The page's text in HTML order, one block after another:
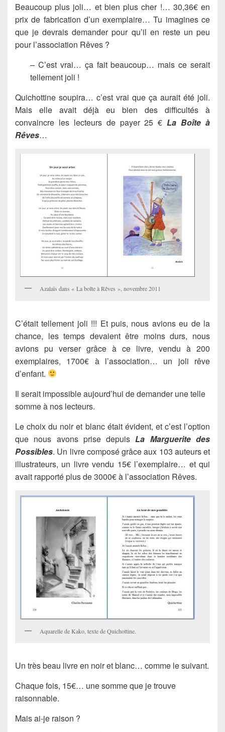
Beaucoup plus joli… et bien plus cher !… 30,36€ en
prix de fabrication d’un exemplaire… Tu imagines ce
que je devrais demander pour qu’il en reste un peu
pour l’association Rêves ?
– C’est vrai… ça fait beaucoup… mais ce serait
tellement joli !
Quichottine soupira… c’est vrai que ça aurait été joli.
Mais elle avait déjà eu bien des difficultés à
convaincre les lecteurs de payer 25 € La Boîte à
Rêves…
Azalaïs dans « La boîte à Rêves », novembre 2011
C’était tellement joli !!! Et puis, nous avions eu de la
chance, les temps devaient être moins durs, nous
avions pu verser grâce à ce livre, vendu à 200
exemplaires, 1700€ à l’association… un joli rêve
d’enfant.
Il serait impossible aujourd’hui de demander une telle
somme à nos lecteurs.
Le choix du noir et blanc était évident, et c’est l’option
que nous avons prise depuis La Marguerite des
Possibles. Un livre composé grâce aux 103 auteurs et
illustrateurs, un livre vendu 15€ l’exemplaire… et qui
avait rapporté plus de 3000€ à l’association Rêves.
Aquarelle de Kako, texte de Quichottine.
Un très beau livre en noir et blanc… comme le suivant.
Chaque fois, 15€… une somme que je trouve
raisonnable.
Mais ai-je raison ?